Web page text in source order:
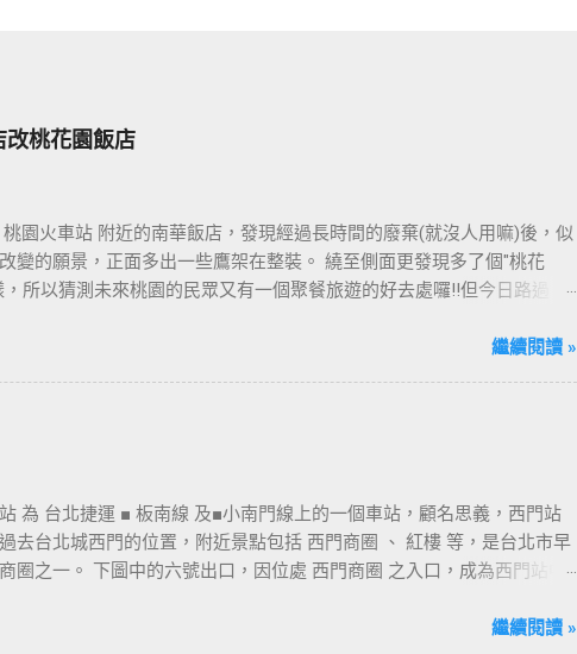
桃花園飯店
園火車站 附近的南華飯店，發現經過長時間的廢棄(就沒人用嘛)後，似
變的願景，正面多出一些鷹架在整裝。 繞至側面更發現多了個"桃花
所以猜測未來桃園的民眾又有一個聚餐旅遊的好去處囉!!但今日路過
繼續閱讀 »
為 台北捷運 ■ 板南線 及■小南門線上的一個車站，顧名思義，西門站
去台北城西門的位置，附近景點包括 西門商圈 、 紅樓 等，是台北市早
圈之一。 下圖中的六號出口，因位處 西門商圈 之入口，成為西門站中
出口&西門町商圈 板南線上車站 [ 永寧站 ] - [ 土城站 ] - [ 海山站 ] - [ 亞
繼續閱讀 »